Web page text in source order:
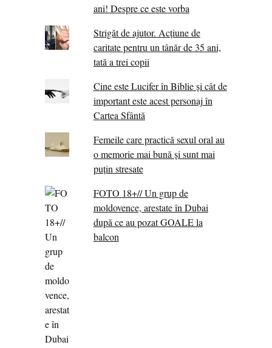
ani! Despre ce este vorba
Strigăt de ajutor. Acțiune de
caritate pentru un tânăr de 35 ani,
tată a trei copii
Cine este Lucifer în Biblie și cât de
important este acest personaj în
Cartea Sfântă
Femeile care practică sexul oral au
o memorie mai bună și sunt mai
puțin stresate
FOTO 18+// Un grup de
moldovence, arestate în Dubai
după ce au pozat GOALE la
balcon